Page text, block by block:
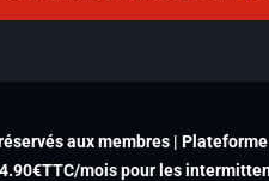
aux membres |
4.90€TTC/mois pour les